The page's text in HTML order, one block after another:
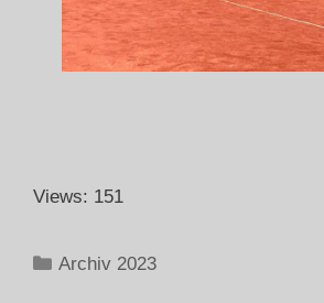
Views: 151
Archiv 2023